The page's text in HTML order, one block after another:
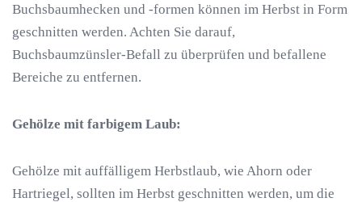
Buchsbaumhecken und -formen können im Herbst in Form
geschnitten werden. Achten Sie darauf,
Buchsbaumzünsler-Befall zu überprüfen und befallene
Bereiche zu entfernen.
Gehölze mit farbigem Laub:
Gehölze mit auffälligem Herbstlaub, wie Ahorn oder
Hartriegel, sollten im Herbst geschnitten werden, um die